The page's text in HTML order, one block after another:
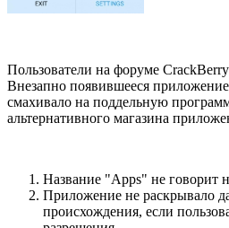
Пользователи на форуме
Внезапно появившееся
смахивало на поддельную
альтернативного магазина
Название "Apps" не говорит
Приложение не раскрывало
происхождения, если